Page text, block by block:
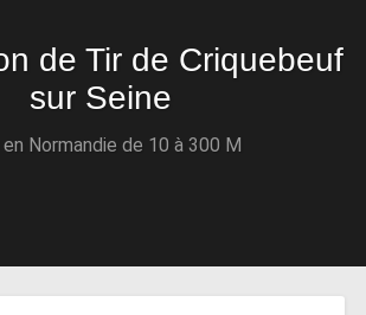
de Tir de Criquebeuf
sur Seine
Normandie de 10 à 300 M